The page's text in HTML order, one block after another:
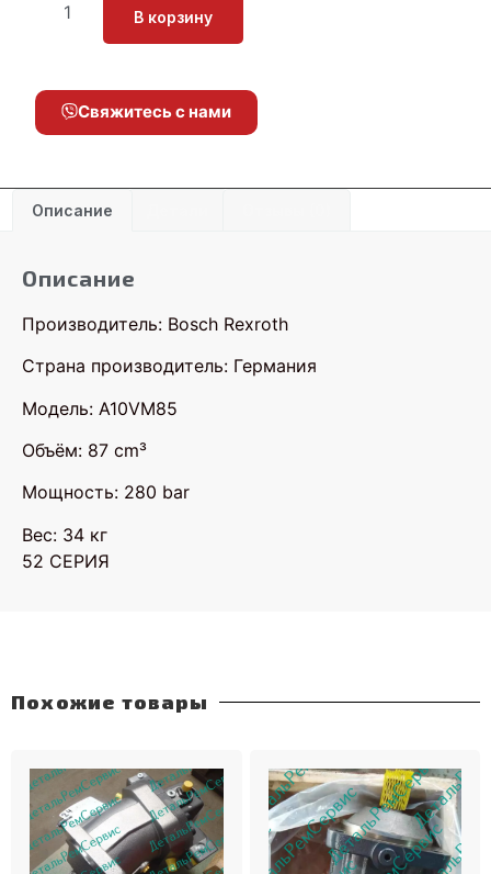
В корзину
Свяжитесь с нами
Описание
Описание
Производитель: Bosch Rexroth
Страна производитель: Германия
Модель: A10VM85
Объём: 87 cm³
Мощность: 280 bar
Вес: 34 кг
52 СЕРИЯ
Похожие товары